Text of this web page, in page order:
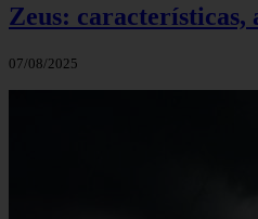
Zeus:
07/08/2025